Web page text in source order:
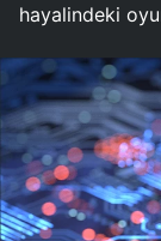
hayalindeki